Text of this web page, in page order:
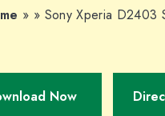
» » Sony Xperia D2403
Now